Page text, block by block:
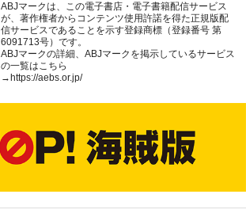
ABJマークは、この電子書店・電子書籍配信サービス
が、著作権者からコンテンツ使用許諾を得た正規版配
信サービスであることを示す登録商標（登録番号 第
6091713号）です。
ABJマークの詳細、ABJマークを掲示しているサービス
の一覧はこちら
→ https://aebs.or.jp/